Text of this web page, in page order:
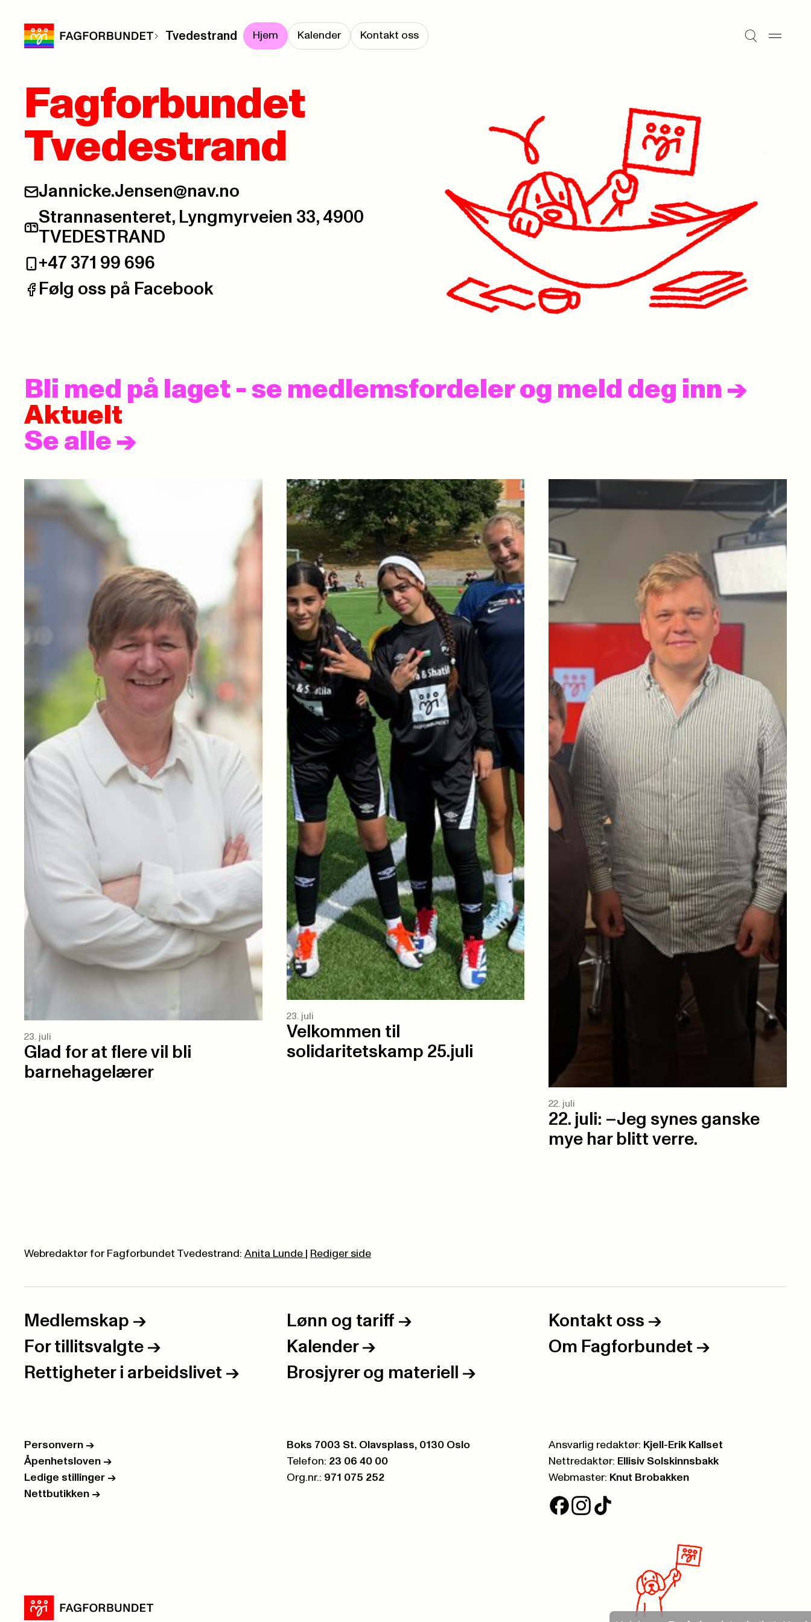
Tvedestrand Hjem Kalender Kontakt oss
Fagforbundet
Tvedestrand
E-post:
Jannicke.Jensen@nav.no
Postadresse:
Strannasenteret, Lyngmyrveien 33, 4900
TVEDESTRAND
Telefon:
+47 371 99 696
Facebook:
Følg oss på Facebook
Bli med på laget - se medlemsfordeler og meld deg inn ->
Aktuelt
Se alle ->
23. juli
Glad for at flere vil bli
barnehagelærer
23. juli
Velkommen til
solidaritetskamp 25.juli
22. juli
22. juli: –Jeg synes ganske
mye har blitt verre.
Webredaktør for Fagforbundet Tvedestrand: Anita Lunde Rediger side
Medlemskap -> Lønn og tariff -> Kontakt oss ->
For tillitsvalgte -> Kalender -> Om Fagforbundet ->
Rettigheter i arbeidslivet -> Brosjyrer og materiell ->
Personvern ->
Åpenhetsloven ->
Ledige stillinger ->
Nettbutikken ->
Postboks:
Boks 7003 St. Olavsplass, 0130 Oslo
Telefon: 23 06 40 00
Org.nr.: 971 075 252
Ansvarlig redaktør: Kjell-Erik Kallset
Nettredaktør: Ellisiv Solskinnsbakk
Webmaster: Knut Brobakken